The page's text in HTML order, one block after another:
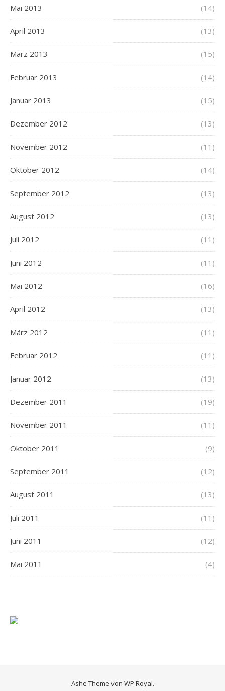
Mai 2013 (14)
April 2013 (13)
März 2013 (15)
Februar 2013 (14)
Januar 2013 (15)
Dezember 2012 (13)
November 2012 (11)
Oktober 2012 (14)
September 2012 (13)
August 2012 (13)
Juli 2012 (11)
Juni 2012 (11)
Mai 2012 (16)
April 2012 (13)
März 2012 (11)
Februar 2012 (11)
Januar 2012 (13)
Dezember 2011 (19)
November 2011 (11)
Oktober 2011 (9)
September 2011 (12)
August 2011 (13)
Juli 2011 (11)
Juni 2011 (12)
Mai 2011 (4)
Ashe Theme von WP Royal.